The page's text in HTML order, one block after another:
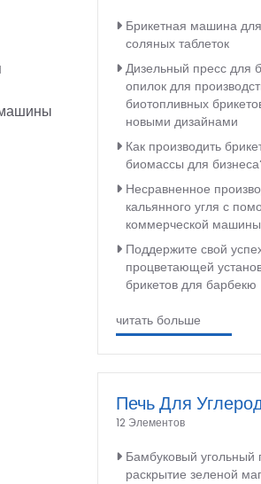
Брикетная машина
соляных таблеток
Дизельный пресс для
опилок для
биотопливных
новыми дизайнами
Как производить
биомассы для
Несравненное
кальянного угля с
коммерческой
Поддержите свой
процветающей
брикетов для барбекю
читать больше
Печь Для
12 Элементов
Бамбуковый угольный
раскрытие зеленой